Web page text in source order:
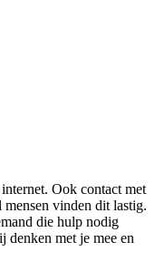
Ook contact met
mensen vinden dit lastig.
die hulp nodig
met je mee en